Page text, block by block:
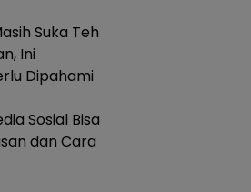
Suka Teh
Ini
Dipahami
Sosial Bisa
dan Cara